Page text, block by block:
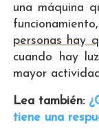
una máquina
personas hay
cuando hay
mayor
Lea también:
tiene una